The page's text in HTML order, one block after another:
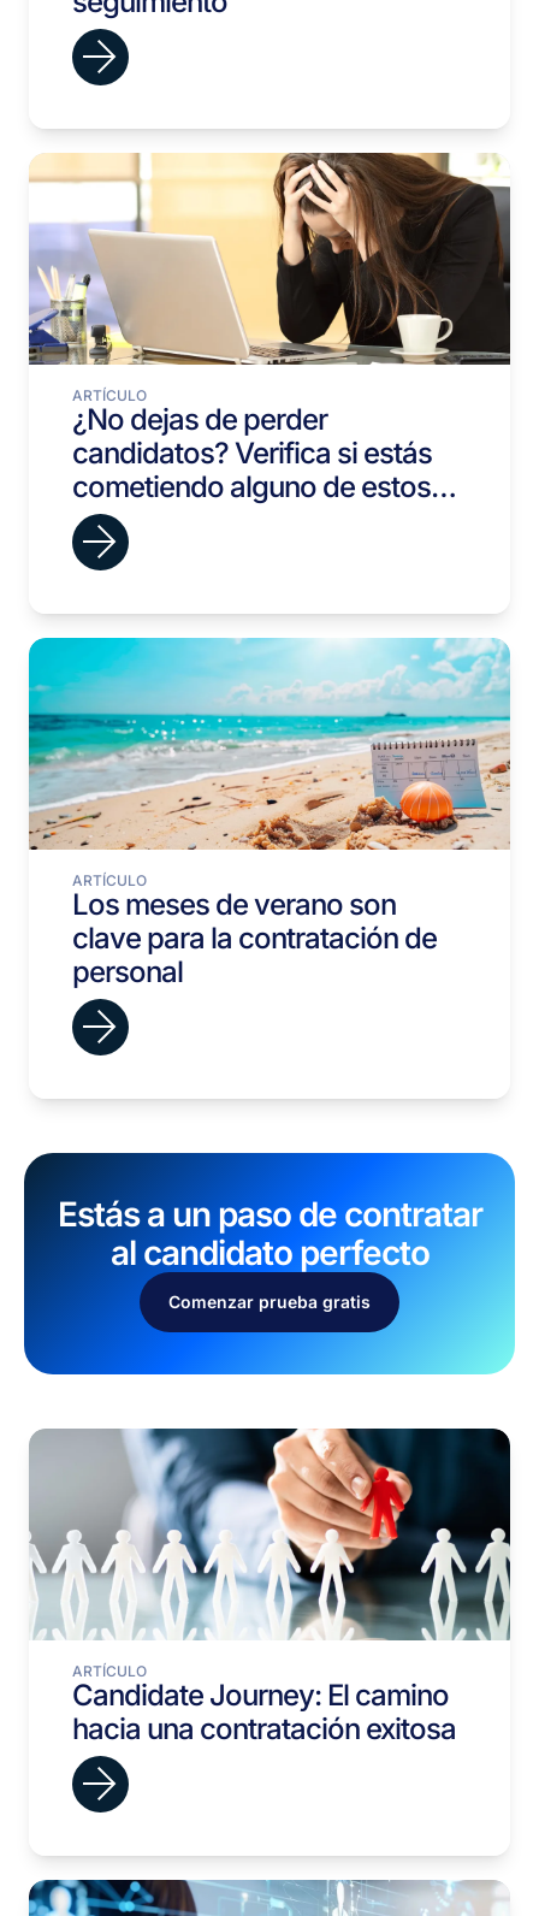
ARTÍCULO
¿No dejas de perder
candidatos? Verifica si estás
cometiendo alguno de estos
errores
ARTÍCULO
Los meses de verano son
clave para la contratación de
personal
Estás a un paso de contratar
al candidato perfecto
Comenzar prueba gratis
ARTÍCULO
Candidate Journey: El camino
hacia una contratación exitosa